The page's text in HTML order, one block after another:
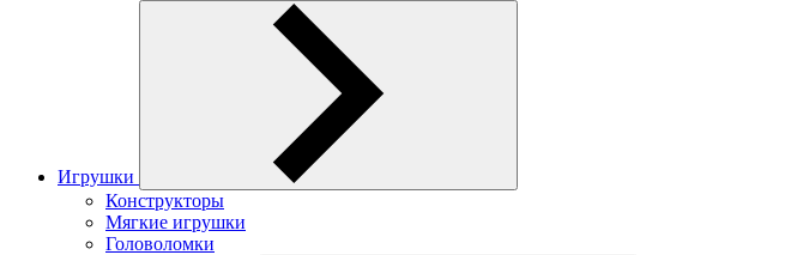
Игрушки
Конструкторы
Мягкие игрушки
Головоломки